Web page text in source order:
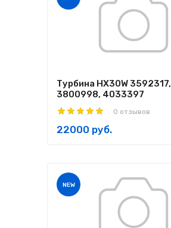
Турбина HX30W 3592317,
3800998, 4033397
0 отзывов
22000 руб.
NEW